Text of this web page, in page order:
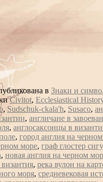
в Знаки и
Civitot, Ecclesiastical
, Sudschuk-ckala'h, Susaco,
, англичане в
, англосаксонцы в
, город англия на
море, граф глостер
, новая англия на черном
, река вулон на
моря, средневековая